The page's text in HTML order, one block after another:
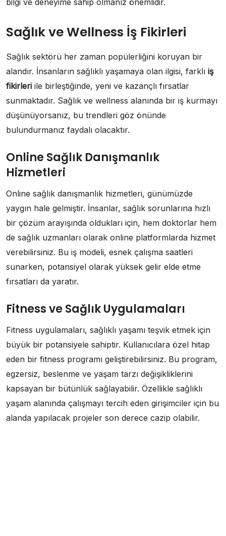
bilgi ve deneyime sahip olmanız önemlidir.
Sağlık ve Wellness İş Fikirleri
Sağlık sektörü her zaman popülerliğini koruyan bir
alandır. İnsanların sağlıklı yaşamaya olan ilgisi, farklı iş
fikirleri ile birleştiğinde, yeni ve kazançlı fırsatlar
sunmaktadır. Sağlık ve wellness alanında bir iş kurmayı
düşünüyorsanız, bu trendleri göz önünde
bulundurmanız faydalı olacaktır.
Online Sağlık Danışmanlık
Hizmetleri
Online sağlık danışmanlık hizmetleri, günümüzde
yaygın hale gelmiştir. İnsanlar, sağlık sorunlarına hızlı
bir çözüm arayışında oldukları için, hem doktorlar hem
de sağlık uzmanları olarak online platformlarda hizmet
verebilirsiniz. Bu iş modeli, esnek çalışma saatleri
sunarken, potansiyel olarak yüksek gelir elde etme
fırsatları da yaratır.
Fitness ve Sağlık Uygulamaları
Fitness uygulamaları, sağlıklı yaşamı teşvik etmek için
büyük bir potansiyele sahiptir. Kullanıcılara özel hitap
eden bir fitness programı geliştirebilirsiniz. Bu program,
egzersiz, beslenme ve yaşam tarzı değişikliklerini
kapsayan bir bütünlük sağlayabilir. Özellikle sağlıklı
yaşam alanında çalışmayı tercih eden girişimciler için bu
alanda yapılacak projeler son derece cazip olabilir.